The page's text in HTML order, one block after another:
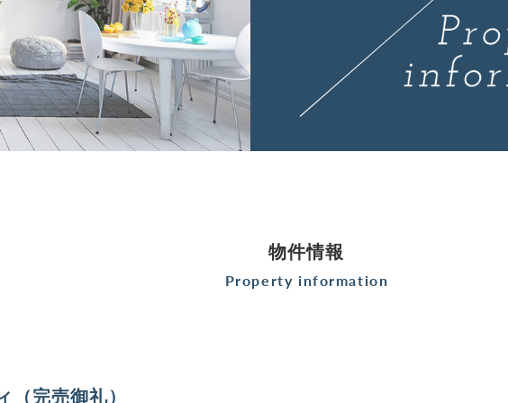
物件情報
Property information
（完売御礼）